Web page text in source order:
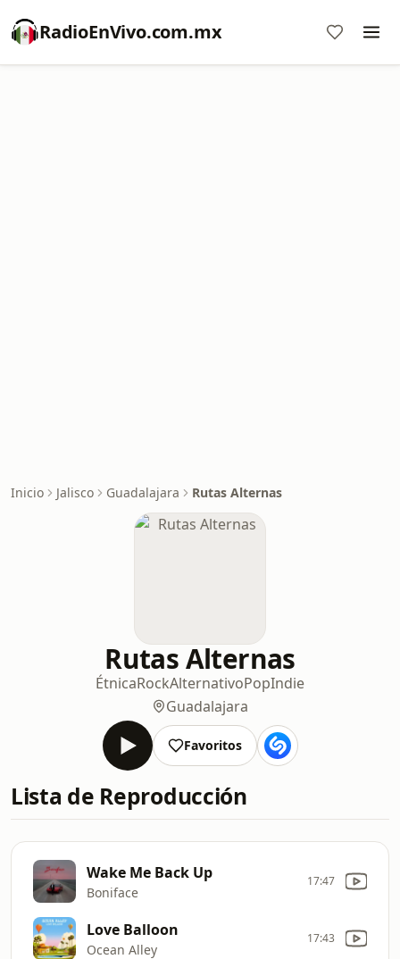
RadioEnVivo.com.mx
Inicio Jalisco Guadalajara Rutas Alternas
Rutas Alternas
ÉtnicaRockAlternativoPopIndie
Guadalajara
Favoritos
Lista de Reproducción
Wake Me Back Up
Boniface
17:47
Love Balloon
Ocean Alley
17:43